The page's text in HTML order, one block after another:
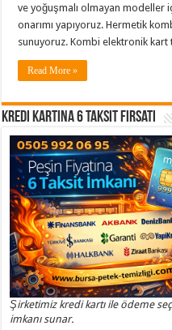
ve yoğuşmalı olmayan modeller
onarımı yapıyoruz. Hermetik
sunuyoruz. Kombi elektronik kart
Read More »
Kredi Kartına 6 Taksit Fırsatı
Şirketimiz kredi kartı ile ödeme
imkanı sunar.